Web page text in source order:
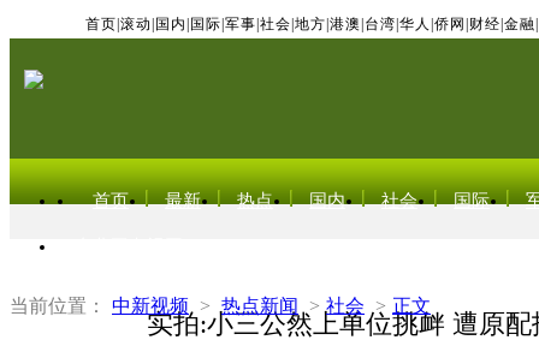
首页 滚动 国内 国际 军事 社会 地方 港澳 台湾 华人 侨网 财经 金融
首页 最新 热点 国内 社会 国际
当前位置： 中新视频 > 热点新闻 > 社会 > 正文
实拍:小三公然上单位挑衅 遭原配